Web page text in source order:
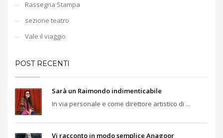
Rassegna Stampa
sezione teatro
Vale il viaggio
POST RECENTI
Sarà un Raimondo indimenticabile
In via personale e come direttore artistico di ...
Vi racconto in modo semplice Anagoor